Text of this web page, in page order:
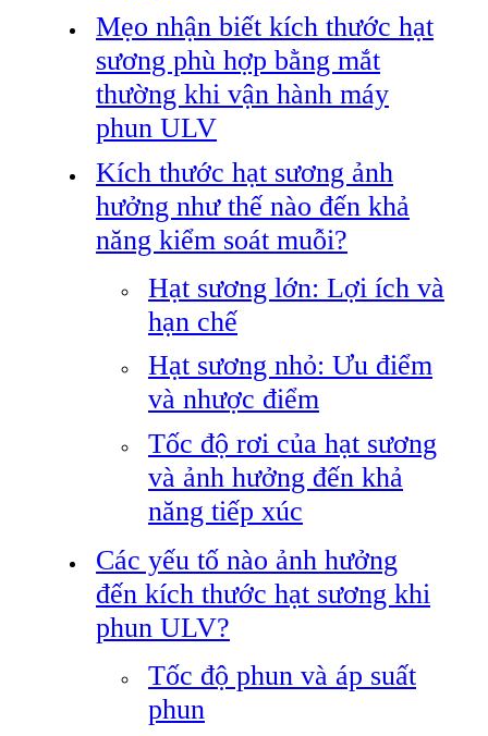
Mẹo nhận biết kích thước hạt
sương phù hợp bằng mắt
thường khi vận hành máy
phun ULV
Kích thước hạt sương ảnh
hưởng như thế nào đến khả
năng kiểm soát muỗi?
Hạt sương lớn: Lợi ích và
hạn chế
Hạt sương nhỏ: Ưu điểm
và nhược điểm
Tốc độ rơi của hạt sương
và ảnh hưởng đến khả
năng tiếp xúc
Các yếu tố nào ảnh hưởng
đến kích thước hạt sương khi
phun ULV?
Tốc độ phun và áp suất
phun